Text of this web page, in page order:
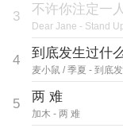
3 不许你注定一人
Dear Jane - Stand
4 到底发生过什
麦小鼠 / 季夏 - 到底
5 两 难
加木 - 两 难